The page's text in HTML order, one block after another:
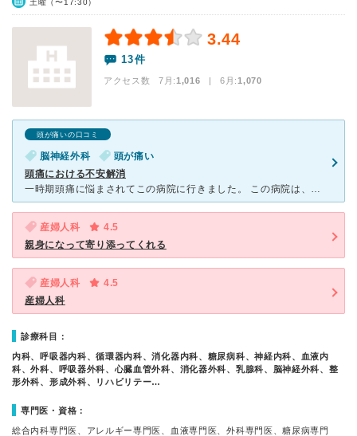
土曜（〜17:30）
3.44
13件
アクセス数 7月:1,016 | 6月:1,070
頭が痛いの口コミ
脳神経外科
頭が痛い
頭痛における不安解消
一時期頭痛に悩まされてこの病院に行きました。 この病院は、鹿児島市内でも有名な病院なので、頭痛の原因が分かることに期待して行きました。 病院の駐車場は広く、建物自体は歴史ある建物で、若干古いで
産婦人科
4.5
親身になって寄り添ってくれる
産婦人科
4.5
産婦人科
診療科目：
内科、呼吸器内科、循環器内科、消化器内科、糖尿病科、神経内科、血液内
科、外科、呼吸器外科、心臓血管外科、消化器外科、乳腺科、脳神経外科、整
形外科、形成外科、リハビリテー…
専門医・資格：
総合内科専門医、アレルギー専門医、血液専門医、外科専門医、糖尿病専門